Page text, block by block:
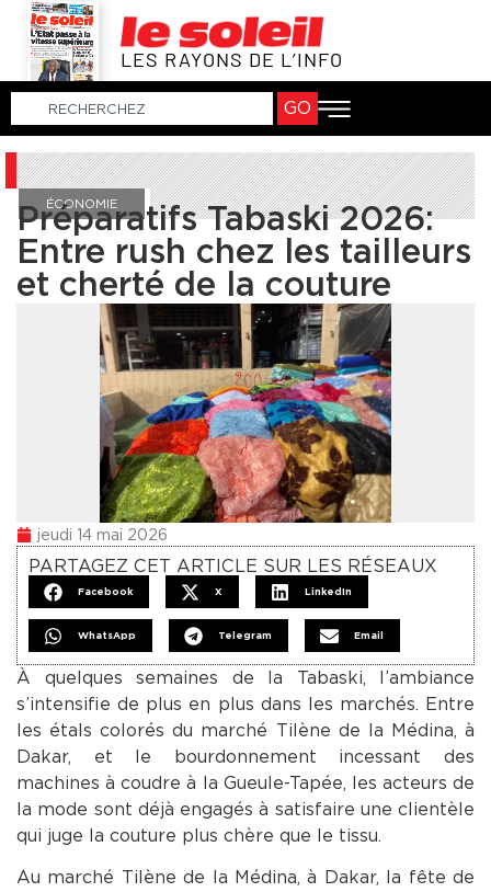
LES RAYONS DE L’INFO
GO
ÉCONOMIE
Préparatifs Tabaski 2026:
Entre rush chez les tailleurs
et cherté de la couture
jeudi 14 mai 2026
PARTAGEZ CET ARTICLE SUR LES RÉSEAUX
Facebook X LinkedIn
WhatsApp Telegram Email
À quelques semaines de la Tabaski, l’ambiance
s’intensifie de plus en plus dans les marchés. Entre
les étals colorés du marché Tilène de la Médina, à
Dakar, et le bourdonnement incessant des
machines à coudre à la Gueule-Tapée, les acteurs de
la mode sont déjà engagés à satisfaire une clientèle
qui juge la couture plus chère que le tissu.
Au marché Tilène de la Médina, à Dakar, la fête de